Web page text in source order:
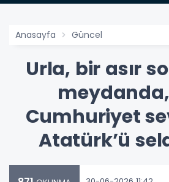
Anasayfa Güncel
Urla, bir asır
Cumhuriyet
Atatürk’ü